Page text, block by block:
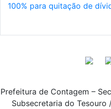
100% para quitação de
Prefeitura de Contagem –
Subsecretaria do Tesouro